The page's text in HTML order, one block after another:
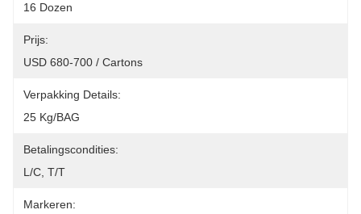
16 Dozen
Prijs:
USD 680-700 / Cartons
Verpakking Details:
25 Kg/BAG
Betalingscondities:
L/C, T/T
Markeren: